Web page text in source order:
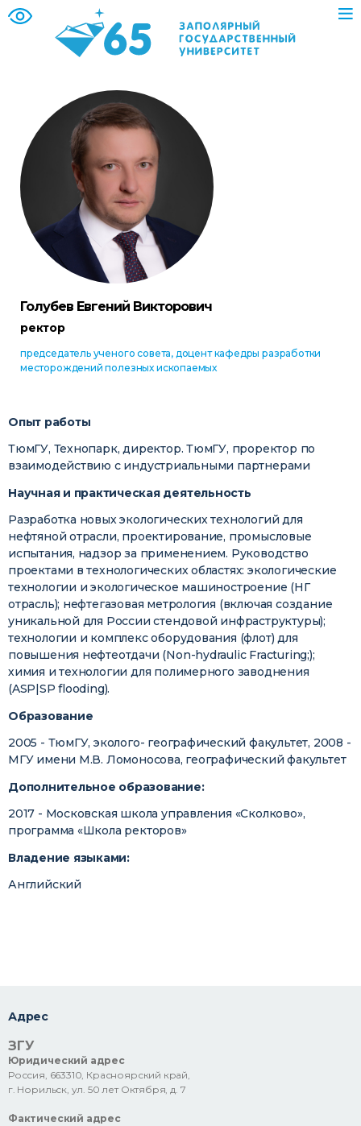
Голубев Евгений Викторович
ректор
председатель ученого совета, доцент кафедры разработки
месторождений полезных ископаемых
Опыт работы
ТюмГУ, Технопарк, директор. ТюмГУ, проректор по
взаимодействию с индустриальными партнерами
Научная и практическая деятельность
Разработка новых экологических технологий для
нефтяной отрасли, проектирование, промысловые
испытания, надзор за применением. Руководство
проектами в технологических областях: экологические
технологии и экологическое машиностроение (НГ
отрасль); нефтегазовая метрология (включая создание
уникальной для России стендовой инфраструктуры);
технологии и комплекс оборудования (флот) для
повышения нефтеотдачи (Non-hydraulic Fracturing;);
химия и технологии для полимерного заводнения
(ASP|SP flooding).
Образование
2005 - ТюмГУ, эколого- географический факультет, 2008 -
МГУ имени М.В. Ломоносова, географический факультет
Дополнительное образование:
2017 - Московская школа управления «Сколково»,
программа «Школа ректоров»
Владение языками:
Английский
Адрес
ЗГУ
Юридический адрес
Россия, 663310, Красноярский край,
г. Норильск, ул. 50 лет Октября, д. 7
Фактический адрес